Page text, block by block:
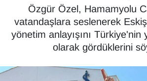
Özgür Özel, Hamamyolu
vatandaşlara seslenerek
yönetim anlayışını Türkiye'nin
olarak gördüklerini